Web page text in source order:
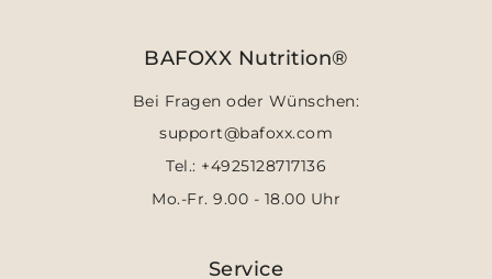
BAFOXX Nutrition®
Bei Fragen oder Wünschen:
support@bafoxx.com
Tel.: +4925128717136
Mo.-Fr. 9.00 - 18.00 Uhr
Service